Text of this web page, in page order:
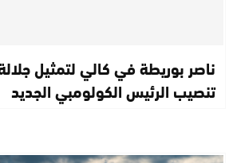
ناصر بوريطة في كالي لتمثيل
تنصيب الرئيس الكولومبي الجديد